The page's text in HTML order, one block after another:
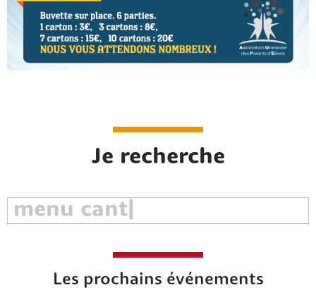
Je recherche
Les prochains événements